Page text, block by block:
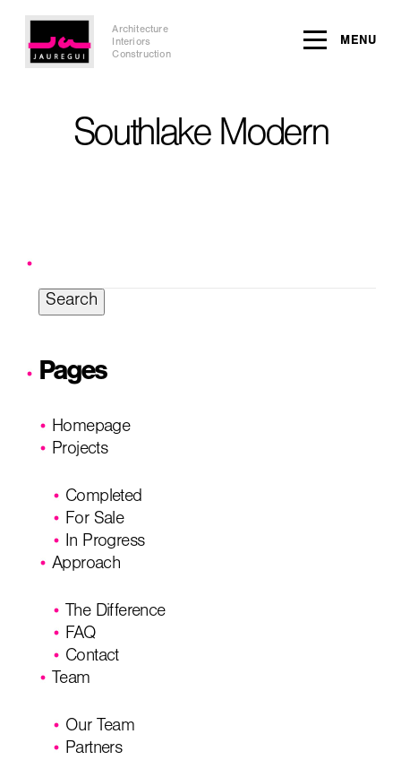
Architecture
Interiors
Construction
MENU
Southlake Modern
Pages
Homepage
Projects
Completed
For Sale
In Progress
Approach
The Difference
FAQ
Contact
Team
Our Team
Partners